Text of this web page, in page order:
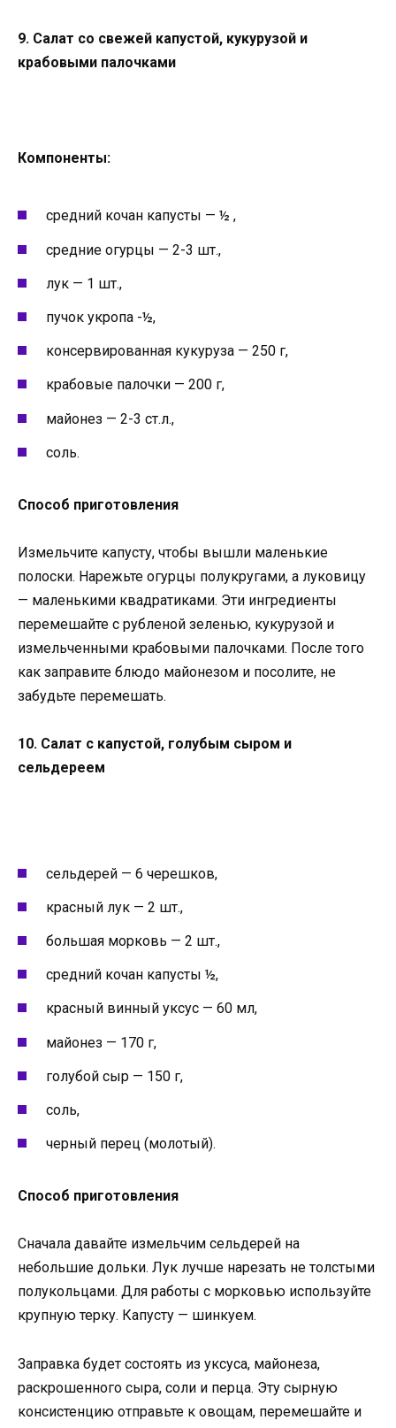
9. Салат со свежей капустой, кукурузой и
крабовыми палочками
Компоненты:
средний кочан капусты — ½ ,
средние огурцы — 2-3 шт.,
лук — 1 шт.,
пучок укропа -½,
консервированная кукуруза — 250 г,
крабовые палочки — 200 г,
майонез — 2-3 ст.л.,
соль.
Способ приготовления
Измельчите капусту, чтобы вышли маленькие
полоски. Нарежьте огурцы полукругами, а луковицу
— маленькими квадратиками. Эти ингредиенты
перемешайте с рубленой зеленью, кукурузой и
измельченными крабовыми палочками. После того
как заправите блюдо майонезом и посолите, не
забудьте перемешать.
10. Салат с капустой, голубым сыром и
сельдереем
сельдерей — 6 черешков,
красный лук — 2 шт.,
большая морковь — 2 шт.,
средний кочан капусты ½,
красный винный уксус — 60 мл,
майонез — 170 г,
голубой сыр — 150 г,
соль,
черный перец (молотый).
Способ приготовления
Сначала давайте измельчим сельдерей на
небольшие дольки. Лук лучше нарезать не толстыми
полукольцами. Для работы с морковью используйте
крупную терку. Капусту — шинкуем.
Заправка будет состоять из уксуса, майонеза,
раскрошенного сыра, соли и перца. Эту сырную
консистенцию отправьте к овощам, перемешайте и